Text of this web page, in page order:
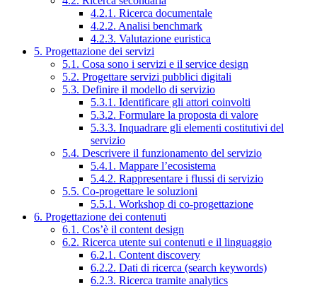
4.2.1. Ricerca documentale
4.2.2. Analisi benchmark
4.2.3. Valutazione euristica
5. Progettazione dei servizi
5.1. Cosa sono i servizi e il service design
5.2. Progettare servizi pubblici digitali
5.3. Definire il modello di servizio
5.3.1. Identificare gli attori coinvolti
5.3.2. Formulare la proposta di valore
5.3.3. Inquadrare gli elementi costitutivi del
servizio
5.4. Descrivere il funzionamento del servizio
5.4.1. Mappare l’ecosistema
5.4.2. Rappresentare i flussi di servizio
5.5. Co-progettare le soluzioni
5.5.1. Workshop di co-progettazione
6. Progettazione dei contenuti
6.1. Cos’è il content design
6.2. Ricerca utente sui contenuti e il linguaggio
6.2.1. Content discovery
6.2.2. Dati di ricerca (search keywords)
6.2.3. Ricerca tramite analytics